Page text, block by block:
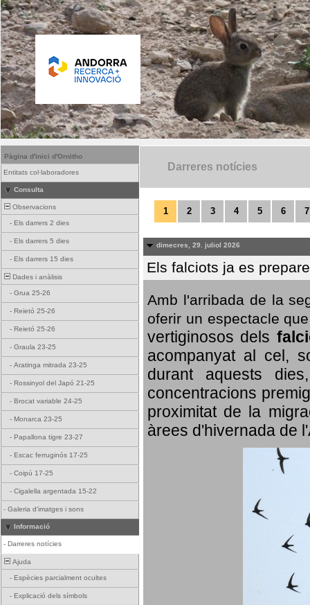
Pàgina d'inici d'Ornitho
Entitats col·laboradores
Consulta
Observacions
- Els darrers 2 dies
- Els darrers 5 dies
- Els darrers 15 dies
Dades i anàlisis
- Grua 25-26
- Reietó 25-26
- Reietó 25-26
- Graula 23-25
- Aratinga mitrada 23-25
- Rossinyol del Japó 21-25
- Brocat variable 24-25
- Monarca 23-25
- Papallona tigre 23-27
- Escac ferruginós 17-25
- Coipú 17-25
- Cigalella argentada 15-22
- Galeria d'imatges i sons
Informació
- Darreres notícies
Ajuda
- Espècies parcialment ocultes
- Explicació dels símbols
Darreres notícies
1 2 3 4 5 6 7
dimecres, 29. juliol 2026
Els falciots ja es
Amb l'arribada de la
oferir un espectacle
vertiginosos dels
acompanyat al cel,
durant aquests
concentracions
proximitat de la
àrees d'hivernada de